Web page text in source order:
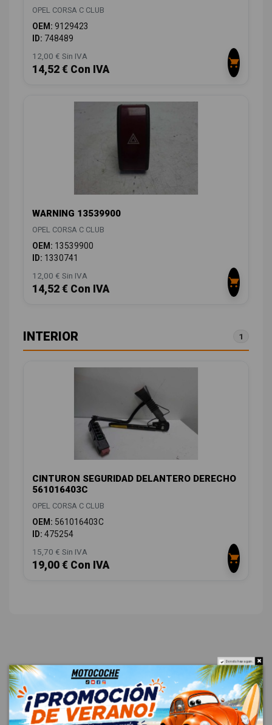
OPEL CORSA C CLUB
OEM: 9129423
ID: 748489
12,00 € Sin IVA
14,52 € Con IVA
WARNING 13539900
OPEL CORSA C CLUB
OEM: 13539900
ID: 1330741
12,00 € Sin IVA
14,52 € Con IVA
INTERIOR 1
CINTURON SEGURIDAD DELANTERO DERECHO
561016403C
OPEL CORSA C CLUB
OEM: 561016403C
ID: 475254
15,70 € Sin IVA
19,00 € Con IVA
Do not show again.